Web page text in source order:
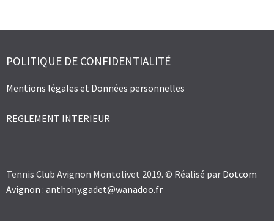
POLITIQUE DE CONFIDENTIALITÉ
Mentions légales et Données personnelles
REGLEMENT INTERIEUR
Tennis Club Avignon Montolivet 2019. © Réalisé par Dotcom
Avignon : anthony.gadet@wanadoo.fr